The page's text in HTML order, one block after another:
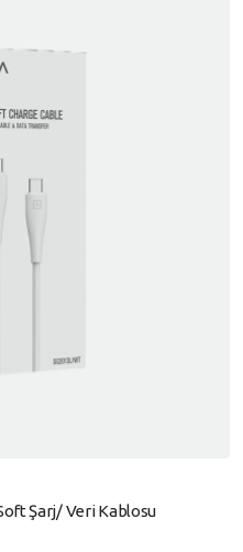
Şarj/ Veri Kablosu